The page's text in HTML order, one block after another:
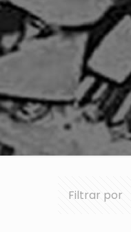
Filtrar por